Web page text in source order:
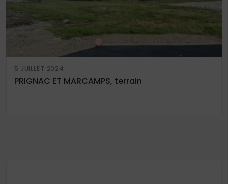
5 JUILLET 2024
PRIGNAC ET MARCAMPS, terrain